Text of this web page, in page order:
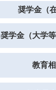
奨学金（
奨学金（大学
教育